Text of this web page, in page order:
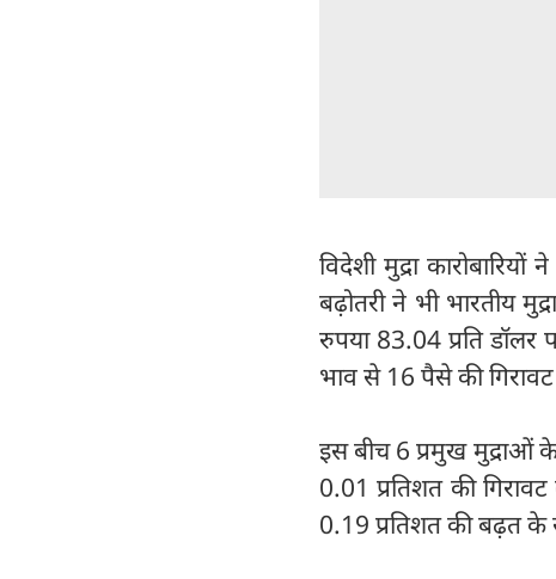
विदेशी मुद्रा
बढ़ोतरी ने भी भारतीय
रुपया 83.04 प्रति
भाव से 16 पैसे की
इस बीच 6 प्रमुख मुद्राओं
0.01 प्रतिशत की
0.19 प्रतिशत की बढ़त के